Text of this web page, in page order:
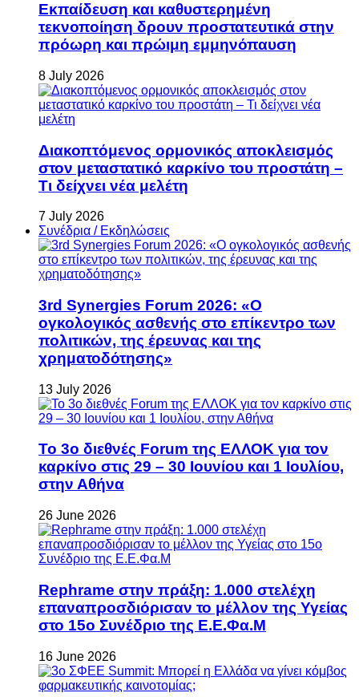
Εκπαίδευση και καθυστερημένη
τεκνοποίηση δρουν προστατευτικά στην
πρόωρη και πρώιμη εμμηνόπαυση
8 July 2026
Διακοπτόμενος ορμονικός αποκλεισμός
στον μεταστατικό καρκίνο του προστάτη –
Τι δείχνει νέα μελέτη
7 July 2026
Συνέδρια / Εκδηλώσεις
3rd Synergies Forum 2026: «Ο
ογκολογικός ασθενής στο επίκεντρο των
πολιτικών, της έρευνας και της
χρηματοδότησης»
13 July 2026
Το 3ο διεθνές Forum της ΕΛΛΟΚ για τον
καρκίνο στις 29 – 30 Ιουνίου και 1 Ιουλίου,
στην Αθήνα
26 June 2026
Rephrame στην πράξη: 1.000 στελέχη
επαναπροσδιόρισαν το μέλλον της Υγείας
στο 15ο Συνέδριο της Ε.Ε.Φα.Μ
16 June 2026